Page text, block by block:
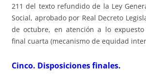
211 del texto refundido de la Ley
Social, aprobado por Real Decreto
de octubre, en atención a lo
final cuarta (mecanismo de equidad
Cinco. Disposiciones finales.